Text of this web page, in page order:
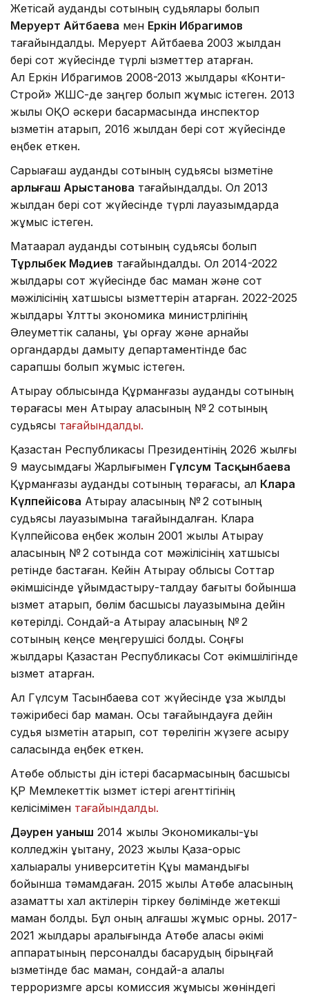
Жетісай аудандық сотының судьялары болып
Меруерт Айтбаева мен Еркін Ибрагимов
тағайындалды. Меруерт Айтбаева 2003 жылдан
бері сот жүйесінде түрлі қызметтер атқарған.
Ал Еркін Ибрагимов 2008-2013 жылдары «Конти-
Строй» ЖШС-де заңгер болып жұмыс істеген. 2013
жылы ОҚО әскери басқармасында инспектор
қызметін атқарып, 2016 жылдан бері сот жүйесінде
еңбек еткен.
Сарыағаш аудандық сотының судьясы қызметіне
Қарлығаш Арыстанова тағайындалды. Ол 2013
жылдан бері сот жүйесінде түрлі лауазымдарда
жұмыс істеген.
Мақтаарал аудандық сотының судьясы болып
Тұрлыбек Мәдиев тағайындалды. Ол 2014-2022
жылдары сот жүйесінде бас маман және сот
мәжілісінің хатшысы қызметтерін атқарған. 2022-2025
жылдары Ұлттық экономика министрлігінің
Әлеуметтік саланы, құқық қорғау және арнайы
органдарды дамыту департаментінде бас
сарапшы болып жұмыс істеген.
Атырау облысында Құрманғазы аудандық сотының
төрағасы мен Атырау қаласының № 2 сотының
судьясы тағайындалды.
Қазақстан Республикасы Президентінің 2026 жылғы
9 маусымдағы Жарлығымен Гүлсум Тасқынбаева
Құрманғазы аудандық сотының төрағасы, ал Клара
Күлпейісова Атырау қаласының № 2 сотының
судьясы лауазымына тағайындалған. Клара
Күлпейісова еңбек жолын 2001 жылы Атырау
қаласының № 2 сотында сот мәжілісінің хатшысы
ретінде бастаған. Кейін Атырау облысы Соттар
әкімшісінде ұйымдастыру-талдау бағыты бойынша
қызмет атқарып, бөлім басшысы лауазымына дейін
көтерілді. Сондай-ақ Атырау қаласының № 2
сотының кеңсе меңгерушісі болды. Соңғы
жылдары Қазақстан Республикасы Сот әкімшілігінде
қызмет атқарған.
Ал Гүлсум Тасқынбаева сот жүйесінде ұзақ жылдық
тәжірибесі бар маман. Осы тағайындауға дейін
судья қызметін атқарып, сот төрелігін жүзеге асыру
саласында еңбек еткен.
Ақтөбе облыстық дін істері басқармасының басшысы
ҚР Мемлекеттік қызмет істері агенттігінің
келісімімен тағайындалды.
Дәурен Қуаныш 2014 жылы Экономикалық-құқық
колледжін құқықтану, 2023 жылы Қазақ-орыс
халықаралық университетін Құқық мамандығы
бойынша тәмамдаған. 2015 жылы Ақтөбе қаласының
азаматтық хал актілерін тіркеу бөлімінде жетекші
маман болды. Бұл оның алғашқы жұмыс орны. 2017-
2021 жылдары аралығында Ақтөбе қаласы әкімі
аппаратының персоналды басқарудың бірыңғай
қызметінде бас маман, сондай-ақ қалалық
терроризмге қарсы комиссия жұмысы жөніндегі